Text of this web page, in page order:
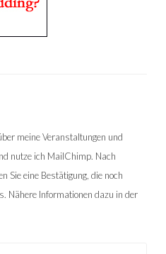
meine Veranstaltungen und
nutze ich MailChimp. Nach
Sie eine Bestätigung, die noch
Nähere Informationen dazu in der